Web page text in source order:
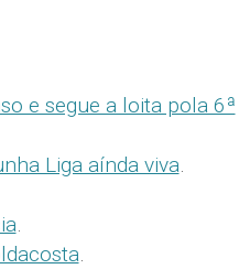
e segue a loita pola 6ª
Liga aínda viva.
.
.